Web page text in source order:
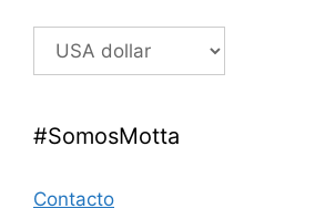
#SomosMotta
Contacto